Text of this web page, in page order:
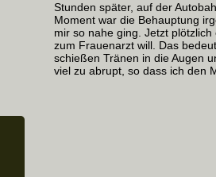
Stunden später, auf der
Moment war die Behauptung
mir so nahe ging. Jetzt
zum Frauenarzt will. Das
schießen Tränen in die Augen
viel zu abrupt, so dass ich den